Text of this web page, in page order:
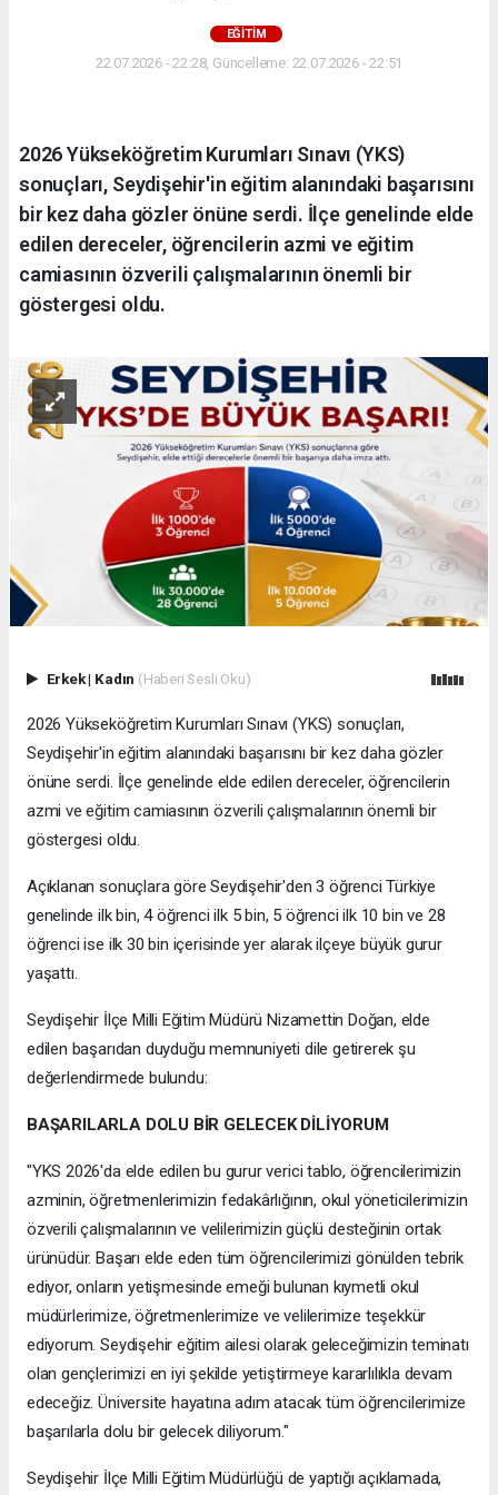
EĞİTİM
22.07.2026 - 22:28, Güncelleme: 22.07.2026 - 22:51
2026 Yükseköğretim Kurumları Sınavı (YKS)
sonuçları, Seydişehir'in eğitim alanındaki başarısını
bir kez daha gözler önüne serdi. İlçe genelinde elde
edilen dereceler, öğrencilerin azmi ve eğitim
camiasının özverili çalışmalarının önemli bir
göstergesi oldu.
Erkek| Kadın (Haberi Sesli Oku)
2026 Yükseköğretim Kurumları Sınavı (YKS) sonuçları,
Seydişehir'in eğitim alanındaki başarısını bir kez daha gözler
önüne serdi. İlçe genelinde elde edilen dereceler, öğrencilerin
azmi ve eğitim camiasının özverili çalışmalarının önemli bir
göstergesi oldu.
Açıklanan sonuçlara göre Seydişehir'den 3 öğrenci Türkiye
genelinde ilk bin, 4 öğrenci ilk 5 bin, 5 öğrenci ilk 10 bin ve 28
öğrenci ise ilk 30 bin içerisinde yer alarak ilçeye büyük gurur
yaşattı.
Seydişehir İlçe Milli Eğitim Müdürü Nizamettin Doğan, elde
edilen başarıdan duyduğu memnuniyeti dile getirerek şu
değerlendirmede bulundu:
BAŞARILARLA DOLU BİR GELECEK DİLİYORUM
"YKS 2026'da elde edilen bu gurur verici tablo, öğrencilerimizin
azminin, öğretmenlerimizin fedakârlığının, okul yöneticilerimizin
özverili çalışmalarının ve velilerimizin güçlü desteğinin ortak
ürünüdür. Başarı elde eden tüm öğrencilerimizi gönülden tebrik
ediyor, onların yetişmesinde emeği bulunan kıymetli okul
müdürlerimize, öğretmenlerimize ve velilerimize teşekkür
ediyorum. Seydişehir eğitim ailesi olarak geleceğimizin teminatı
olan gençlerimizi en iyi şekilde yetiştirmeye kararlılıkla devam
edeceğiz. Üniversite hayatına adım atacak tüm öğrencilerimize
başarılarla dolu bir gelecek diliyorum."
Seydişehir İlçe Milli Eğitim Müdürlüğü de yaptığı açıklamada,